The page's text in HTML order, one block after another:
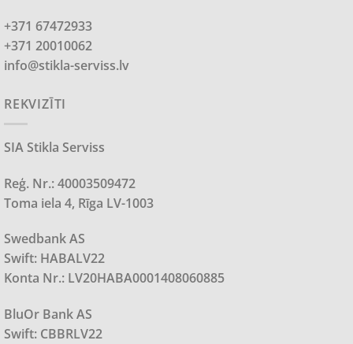
+371 67472933
+371 20010062
info@stikla-serviss.lv
REKVIZĪTI
SIA Stikla Serviss
Reģ. Nr.: 40003509472
Toma iela 4, Rīga LV-1003
Swedbank AS
Swift: HABALV22
Konta Nr.: LV20HABA0001408060885
BluOr Bank AS
Swift: CBBRLV22